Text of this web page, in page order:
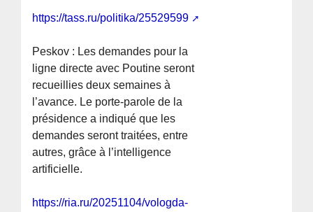
https://tass.ru/politika/25529599
Peskov : Les demandes pour la
ligne directe avec Poutine seront
recueillies deux semaines à
l’avance. Le porte-parole de la
présidence a indiqué que les
demandes seront traitées, entre
autres, grâce à l’intelligence
artificielle.
https://ria.ru/20251104/vologda-